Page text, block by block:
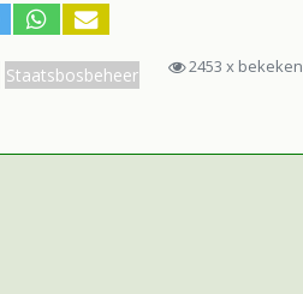
2453 x bekeken
Staatsbosbeheer